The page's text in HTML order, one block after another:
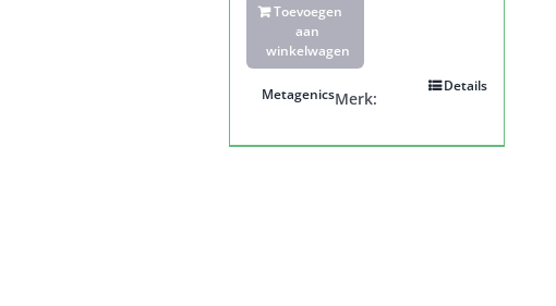
Toevoegen
aan
winkelwagen
Details
Merk:
Metagenics